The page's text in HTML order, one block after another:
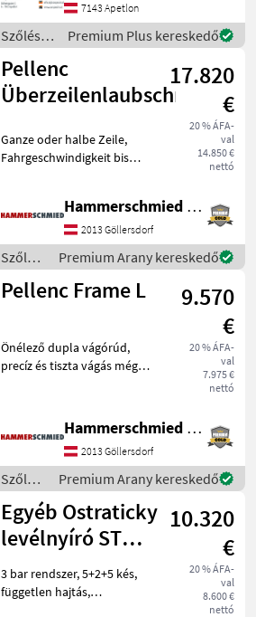
m € 4.560 Serie: Hydr.
Breitenverstellung,
7143 Apetlon
Szőlészeti
gépek /
Conpexim
Premium Plus kereskedő
Pellenc
Überzeilenlaubschneider
17.820
€
20 % ÁFA-
val
14.850 €
nettó
Ganze oder halbe Zeile,
Fahrgeschwindigkeit bis
exakter und sauberer
Schnitt auch bei hohen
Geschwindigkeiten,
geringes
Hammerschmied GmbH
2013 Göllersdorf
Szőlészeti
gépek /
Pellenc
Premium Arany kereskedő
Pellenc Frame L
9.570
€
20 % ÁFA-
val
7.975 €
nettó
Önélező dupla vágórúd,
precíz és tiszta vágás még
hidraulikaolaj igény
Szőlészeti gépek lombvágó
Hammerschmied GmbH
2013 Göllersdorf
Szőlészeti
gépek /
Pellenc
Premium Arany kereskedő
Egyéb Ostraticky
levélnyíró ST
525
10.320
€
20 % ÁFA-
val
8.600 €
nettó
3 bar rendszer, 5+2+5 kés,
független hajtás,